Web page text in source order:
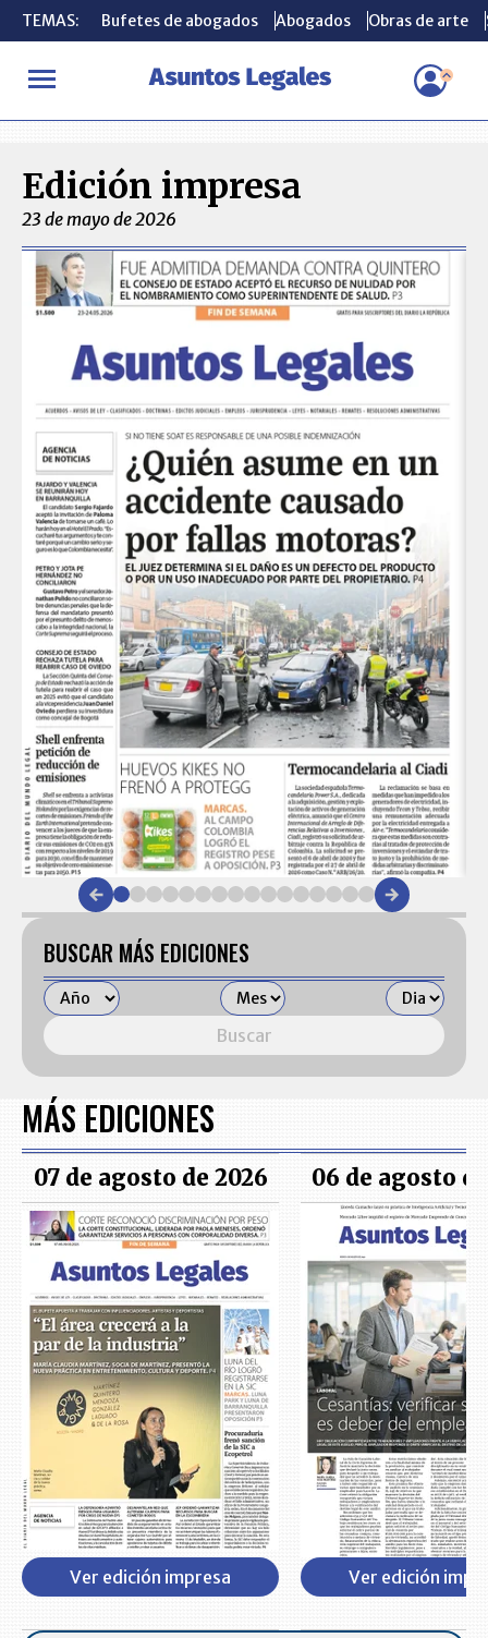
TEMAS: Bufetes de abogados Abogados Obras de arte
INICIO Ediciones Impresas
TEMAS: Bufetes de abogados Abogados Obras de arte
Edición impresa
23 de mayo de 2026
1
of
BUSCAR MÁS EDICIONES
Buscar
MÁS EDICIONES
07 de agosto de 2026
Ver edición impresa
06 de agosto
Ver edición